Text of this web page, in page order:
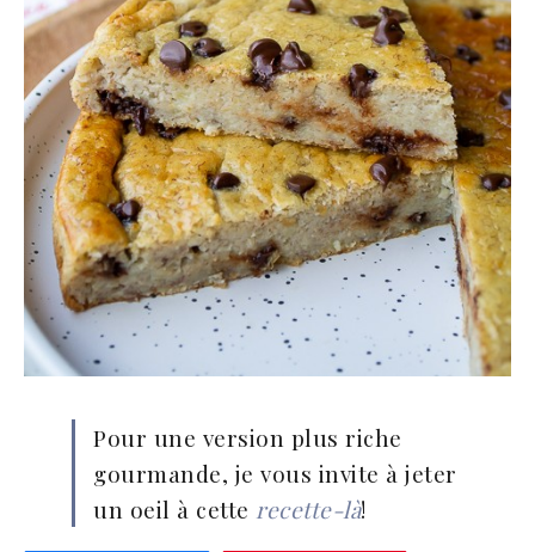
Pour une version plus riche
gourmande, je vous invite à jeter
un oeil à cette recette-là!